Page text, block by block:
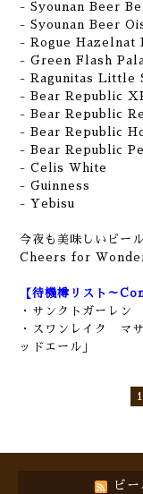
- Syounan Beer
- Syounan Beer
- Rogue Hazelnat
- Green Flash
- Ragunitas Little
- Bear Republic
- Bear Republic
- Bear Republic
- Bear Republic
- Celis White
- Guinness
- Yebisu
今夜も美味しいビー
Cheers for
【待機樽リスト～
・サンクトガーレン
・スワンレイク マ
ッドエール」
1
ビ